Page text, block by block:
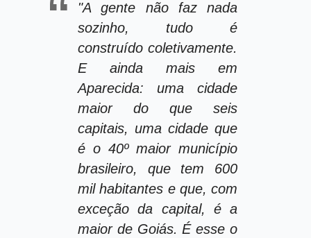
"A gente não faz nada
sozinho, tudo é
construído coletivamente.
E ainda mais em
Aparecida: uma cidade
maior do que seis
capitais, uma cidade que
é o 40º maior município
brasileiro, que tem 600
mil habitantes e que, com
exceção da capital, é a
maior de Goiás. É esse o